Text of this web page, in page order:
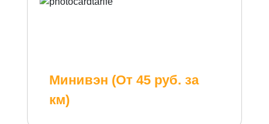
Минивэн (От 45 руб. за
км)